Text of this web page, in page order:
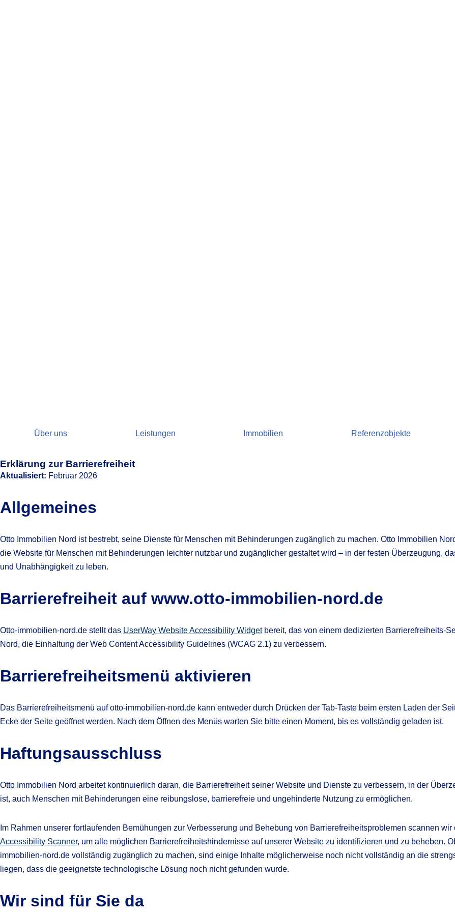
Über uns Leistungen Immobilien Referenzobjekte
Erklärung zur Barrierefreiheit
Aktualisiert: Februar 2026
Allgemeines
Otto Immobilien Nord ist bestrebt, seine Dienste für Menschen mit Behinderungen zugänglich zu machen. Otto Immobilien
die Website für Menschen mit Behinderungen leichter nutzbar und zugänglicher gestaltet wird – in der festen Überzeugung,
und Unabhängigkeit zu leben.
Barrierefreiheit auf www.otto-immobilien-nord.de
Otto-immobilien-nord.de stellt das UserWay Website Accessibility Widgetbereit, das von einem dedizierten Barrierefreiheits-
Nord, die Einhaltung der Web Content Accessibility Guidelines (WCAG 2.1) zu verbessern.
Barrierefreiheitsmenü aktivieren
Das Barrierefreiheitsmenü auf otto-immobilien-nord.de kann entweder durch Drücken der Tab-Taste beim ersten Laden der
Ecke der Seite geöffnet werden. Nach dem Öffnen des Menüs warten Sie bitte einen Moment, bis es vollständig geladen ist.
Haftungsausschluss
Otto Immobilien Nord arbeitet kontinuierlich daran, die Barrierefreiheit seiner Website und Dienste zu verbessern, in der
ist, auch Menschen mit Behinderungen eine reibungslose, barrierefreie und ungehinderte Nutzung zu ermöglichen.
Im Rahmen unserer fortlaufenden Bemühungen zur Verbesserung und Behebung von Barrierefreiheitsproblemen scannen
Accessibility Scanner, um alle möglichen Barrierefreiheitshindernisse auf unserer Website zu identifizieren und zu beheben.
immobilien-nord.de vollständig zugänglich zu machen, sind einige Inhalte möglicherweise noch nicht vollständig an die
liegen, dass die geeignetste technologische Lösung noch nicht gefunden wurde.
Wir sind für Sie da